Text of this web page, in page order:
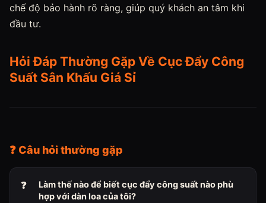
chế độ bảo hành rõ ràng, giúp quý khách an tâm khi
đầu tư.
Hỏi Đáp Thường Gặp Về Cục Đẩy Công
Suất Sân Khấu Giá Sỉ
❓ Câu hỏi thường gặp
Làm thế nào để biết cục đẩy công suất nào phù
hợp với dàn loa của tôi?